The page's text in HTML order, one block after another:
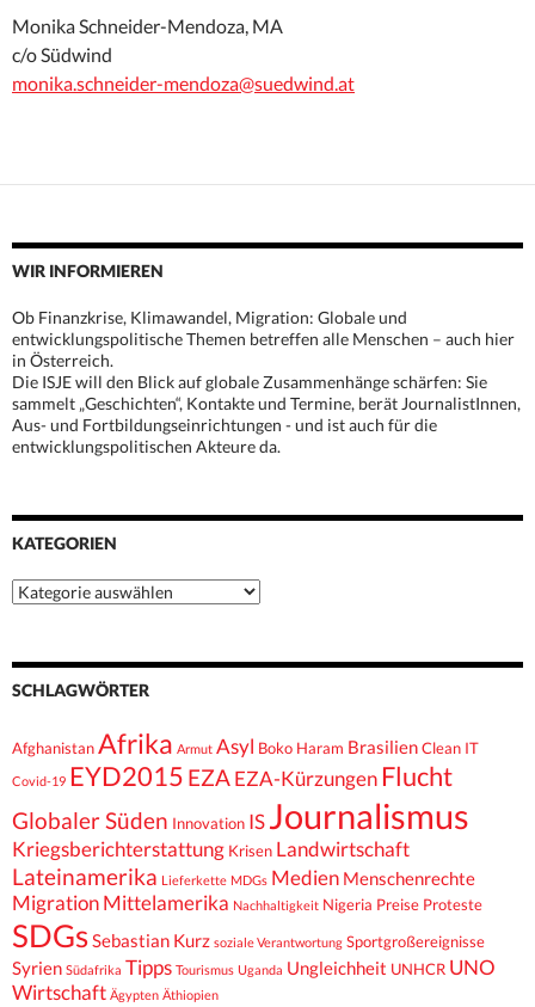
Monika Schneider-Mendoza, MA
c/o Südwind
monika.schneider-mendoza@suedwind.at
WIR INFORMIEREN
Ob Finanzkrise, Klimawandel, Migration: Globale und
entwicklungspolitische Themen betreffen alle Menschen – auch hier
in Österreich.
Die ISJE will den Blick auf globale Zusammenhänge schärfen: Sie
sammelt „Geschichten“, Kontakte und Termine, berät JournalistInnen,
Aus- und Fortbildungseinrichtungen - und ist auch für die
entwicklungspolitischen Akteure da.
KATEGORIEN
Kategorien
SCHLAGWÖRTER
AfghanistanAfrika Armut Asyl Boko Haram BrasilienClean IT
Covid-19 EYD2015 EZA EZA-Kürzungen Flucht
Globaler Süden Innovation IS Journalismus
Kriegsberichterstattung Krisen Landwirtschaft
Lateinamerika Lieferkette MDGs Medien Menschenrechte
Migration Mittelamerika Nachhaltigkeit Nigeria Preise Proteste
SDGsSebastian Kurz soziale Verantwortung Sportgroßereignisse
Syrien Südafrika Tipps Tourismus Uganda Ungleichheit UNHCR UNO
Wirtschaft Ägypten Äthiopien